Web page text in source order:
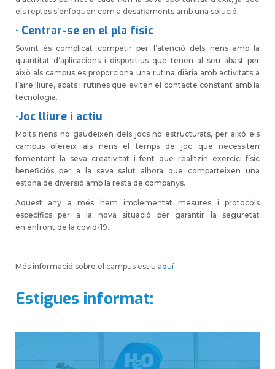
els reptes s’enfoquen com a desafiaments amb una solució.
· Centrar-se en el pla físic
Sovint és complicat competir per l’atenció dels nens amb la
quantitat d’aplicacions i dispositius que tenen al seu abast per
això als campus es proporciona una rutina diària amb activitats a
l’aire lliure, àpats i rutines que eviten el contacte constant amb la
tecnologia.
·Joclliure i actiu
Molts nens no gaudeixen dels jocs no estructurats, per això els
campus ofereix als nens el temps de joc que necessiten
fomentant la seva creativitat i fent que realitzin exercici físic
beneficiós per a la seva salut alhora que comparteixen una
estona de diversió amb la resta de companys.
Aquest any a més hem implementat mesures i protocols
específics per a la nova situació per garantir la seguretat
en enfront de la covid-19.
Més informació sobre el campus estiu aquí
Estigues informat: